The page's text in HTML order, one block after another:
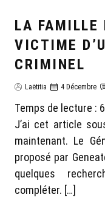
GÉNÉALOGIE LAËTITIA
LA FAMILLE
VICTIME
CRIMINEL
Laëtitia 4 Décembre
Temps de lecture : 6
J’ai cet article
maintenant. Le
proposé par
quelques
compléter. […]